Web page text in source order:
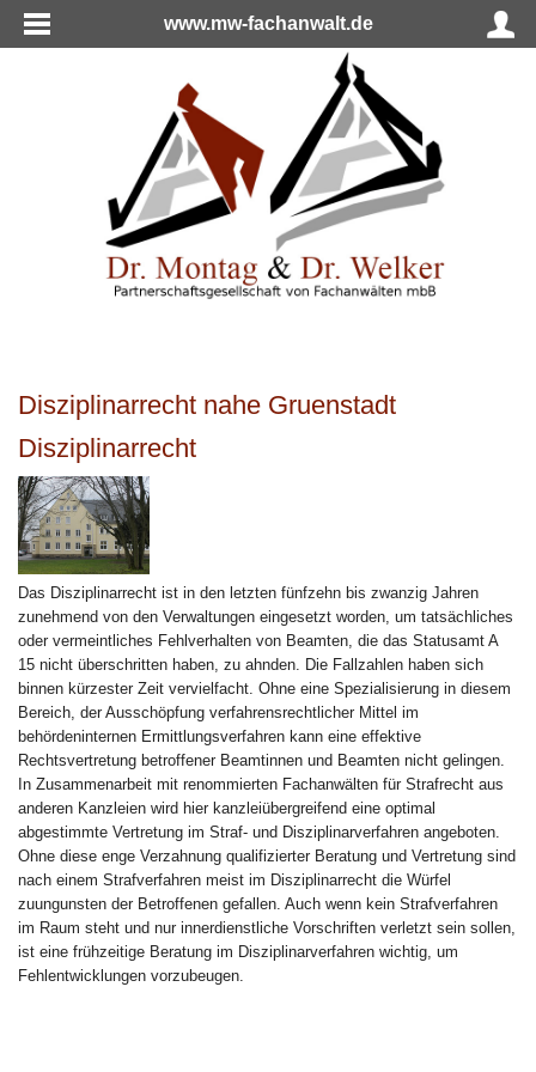
www.mw-fachanwalt.de
Disziplinarrecht nahe Gruenstadt
Disziplinarrecht
Das Disziplinarrecht ist in den letzten fünfzehn bis zwanzig Jahren
zunehmend von den Verwaltungen eingesetzt worden, um tatsächliches
oder vermeintliches Fehlverhalten von Beamten, die das Statusamt A
15 nicht überschritten haben, zu ahnden. Die Fallzahlen haben sich
binnen kürzester Zeit vervielfacht. Ohne eine Spezialisierung in diesem
Bereich, der Ausschöpfung verfahrensrechtlicher Mittel im
behördeninternen Ermittlungsverfahren kann eine effektive
Rechtsvertretung betroffener Beamtinnen und Beamten nicht gelingen.
In Zusammenarbeit mit renommierten Fachanwälten für Strafrecht aus
anderen Kanzleien wird hier kanzleiübergreifend eine optimal
abgestimmte Vertretung im Straf- und Disziplinarverfahren angeboten.
Ohne diese enge Verzahnung qualifizierter Beratung und Vertretung sind
nach einem Strafverfahren meist im Disziplinarrecht die Würfel
zuungunsten der Betroffenen gefallen. Auch wenn kein Strafverfahren
im Raum steht und nur innerdienstliche Vorschriften verletzt sein sollen,
ist eine frühzeitige Beratung im Disziplinarverfahren wichtig, um
Fehlentwicklungen vorzubeugen.